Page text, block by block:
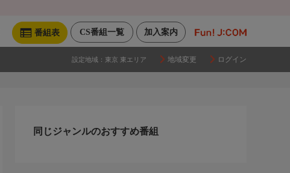
加入案内
CS番組一覧
番組表
設定地域： 東京 東エリア 地域変更 ログイン
同じジャンルのおすすめ番組